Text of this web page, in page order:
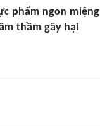
phẩm ngon miệng
thầm gây hại